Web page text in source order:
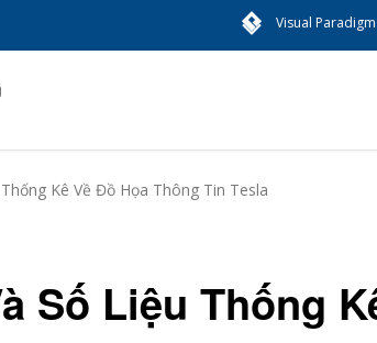
Visual
Kê Về Đồ Họa Thông Tin Tesla
Số Liệu Thống